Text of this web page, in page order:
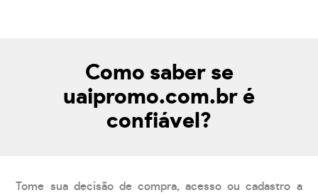
Como saber se
uaipromo.com.br é
confiável?
Tome sua decisão de compra, acesso ou cadastro a